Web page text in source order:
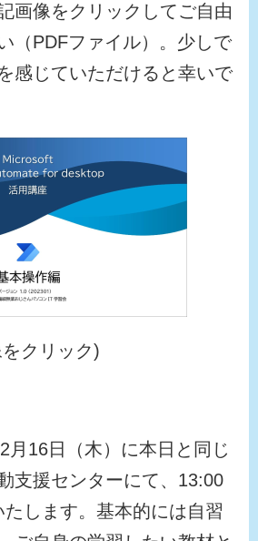
画像をクリックしてご自由
（PDFファイル）。少しで
感じていただけると幸いで
クリック)
月16日（木）に本日と同じ
支援センターにて、13:00
たします。基本的には自習